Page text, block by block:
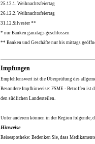
25.12.1. Weihnachtsfeiertag
26.12.2. Weihnachtsfeiertag
31.12.Silvester **
* nur Banken ganztags geschlossen
** Banken und Geschäfte nur bis mittags
Impfungen
Empfehlenswert ist die Überprüfung des
Besondere Impfhinweise: FSME - Betroffen ist
den südlichen Landesteilen.
Unter anderem können in der Region
Hinweise
Reiseapotheke: Bedenken Sie, dass